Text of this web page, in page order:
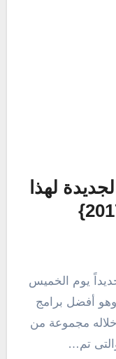
لهذا
يوم الخميس
وهو أفضل برامج
خلاله مجموعة من
تم…